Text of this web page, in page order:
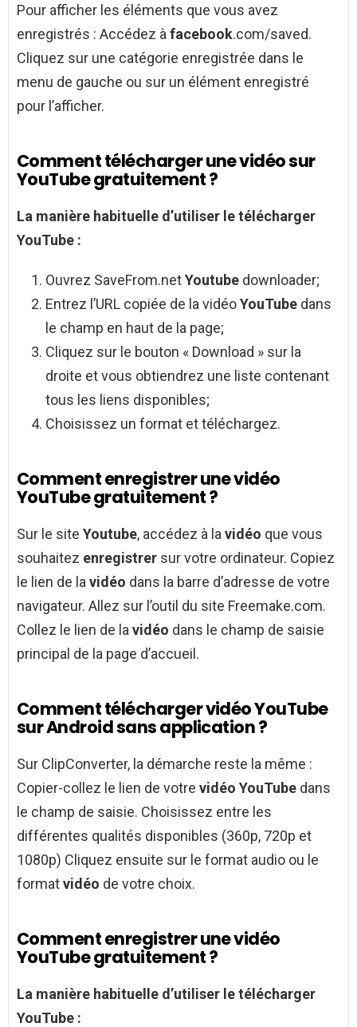
Pour afficher les éléments que vous avez
enregistrés : Accédez à facebook.com/saved.
Cliquez sur une catégorie enregistrée dans le
menu de gauche ou sur un élément enregistré
pour l’afficher.
Comment télécharger une vidéo sur
YouTube gratuitement ?
La manière habituelle d’utiliser letélécharger
YouTube :
Ouvrez SaveFrom.netYoutube downloader;
Entrez l’URL copiée de la vidéoYouTube dans
le champ en haut de la page;
Cliquez sur le bouton « Download » sur la
droite et vous obtiendrez une liste contenant
tous les liens disponibles;
Choisissez un format et téléchargez.
Comment enregistrer une vidéo
YouTube gratuitement ?
Sur le site Youtube, accédez à la vidéo que vous
souhaitez enregistrer sur votre ordinateur. Copiez
le lien de la vidéo dans la barre d’adresse de votre
navigateur. Allez sur l’outil du site Freemake.com.
Collez le lien de la vidéo dans le champ de saisie
principal de la page d’accueil.
Comment télécharger vidéo YouTube
sur Android sans application ?
Sur ClipConverter, la démarche reste la même :
Copier-collez le lien de votre vidéo YouTube dans
le champ de saisie. Choisissez entre les
différentes qualités disponibles (360p, 720p et
1080p) Cliquez ensuite sur le format audio ou le
formatvidéo de votre choix.
Comment enregistrer une vidéo
YouTube gratuitement ?
La manière habituelle d’utiliser le télécharger
YouTube :